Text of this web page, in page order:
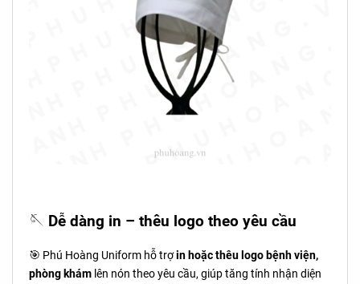
🪡 Dễ dàng in – thêu logo theo yêu cầu
🎯 Phú Hoàng Uniform hỗ trợin hoặc thêu logo bệnh viện,
phòng khám lên nón theo yêu cầu, giúp tăng tính nhận diện